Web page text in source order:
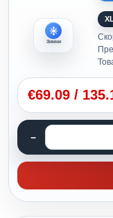
Зимни
XL
€69.09 /